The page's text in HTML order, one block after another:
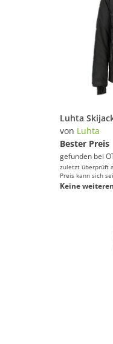
von Luhta
Bester Preis
gefunden bei
zuletzt überprüft
Preis kann sich
Keine